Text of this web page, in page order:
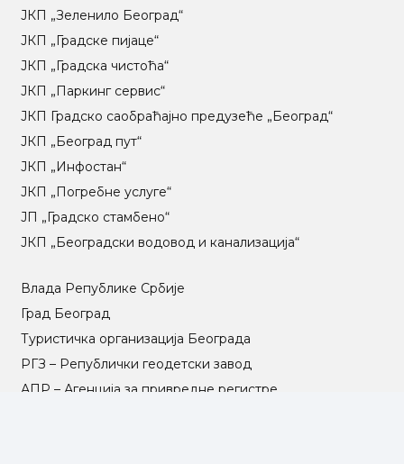
ЈКП „Зеленило Београд“
ЈКП „Градске пијаце“
ЈКП „Градска чистоћа“
ЈКП „Паркинг сервис“
ЈКП Градско саобраћајно предузеће „Београд“
ЈКП „Београд пут“
ЈКП „Инфостан“
ЈКП „Погребне услуге“
ЈП „Градско стамбено“
ЈКП „Београдски водовод и канализација“
Влада Републике Србије
Град Београд
Туристичка организација Београда
РГЗ – Републички геодетски завод
АПР – Агенција за привредне регистре